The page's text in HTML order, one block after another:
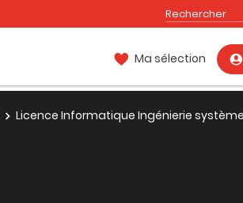
Ma sélection
Licence Informatique Ingénierie